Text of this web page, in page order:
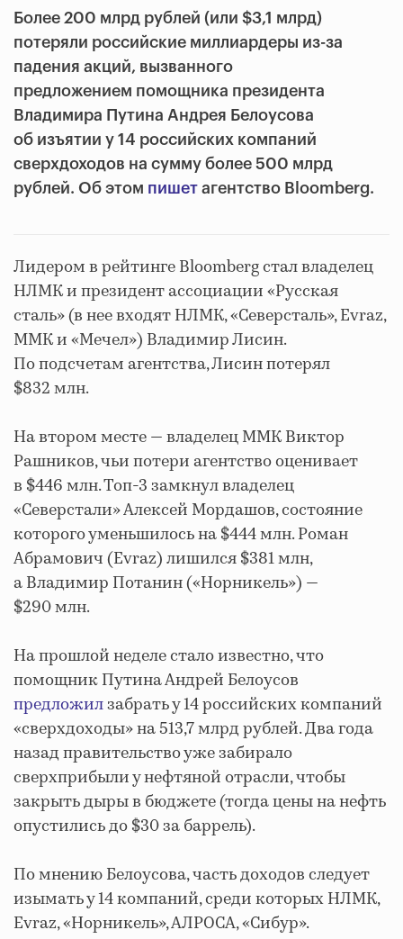
Более 200 млрд рублей (или $3,1 млрд)
потеряли российские миллиардеры из-за
падения акций, вызванного
предложением помощника президента
Владимира Путина Андрея Белоусова
об изъятии у 14 российских компаний
сверхдоходов на сумму более 500 млрд
рублей. Об этом пишет агентство Bloomberg.
Лидером в рейтинге Bloomberg стал владелец
НЛМК и президент ассоциации «Русская
сталь» (в нее входят НЛМК, «Северсталь», Evraz,
ММК и «Мечел») Владимир Лисин.
По подсчетам агентства, Лисин потерял
$832 млн.
На втором месте — владелец ММК Виктор
Рашников, чьи потери агентство оценивает
в $446 млн. Топ-3 замкнул владелец
«Северстали» Алексей Мордашов, состояние
которого уменьшилось на $444 млн. Роман
Абрамович (Evraz) лишился $381 млн,
а Владимир Потанин («Норникель») —
$290 млн.
На прошлой неделе стало известно, что
помощник Путина Андрей Белоусов
предложилзабрать у 14 российских компаний
«сверхдоходы» на 513,7 млрд рублей. Два года
назад правительство уже забирало
сверхприбыли у нефтяной отрасли, чтобы
закрыть дыры в бюджете (тогда цены на нефть
опустились до $30 за баррель).
По мнению Белоусова, часть доходов следует
изымать у 14 компаний, среди которых НЛМК,
Evraz, «Норникель», АЛРОСА, «Сибур».